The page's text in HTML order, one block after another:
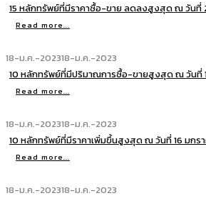
15 หลักทรัพย์ที่มีราคาซื้อ-ขาย ลดลงสูงสุด ณ วันที่
Read more...
18-ม.ค.-202318-ม.ค.-2023
10 หลักทรัพย์ที่มีปริมาณการซื้อ-ขายสูงสุด ณ วันที่
Read more...
18-ม.ค.-202318-ม.ค.-2023
10 หลักทรัพย์ที่มีราคาเพิ่มขึ้นสูงสุด ณ วันที่ 16 มกร
Read more...
18-ม.ค.-202318-ม.ค.-2023